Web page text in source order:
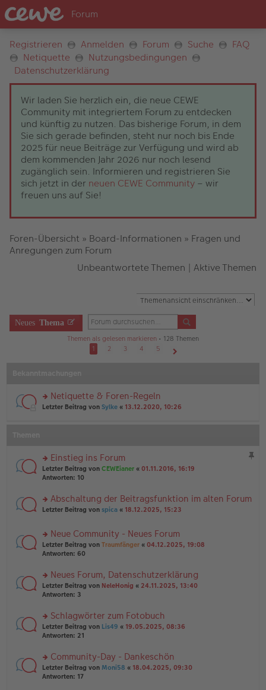
Registrieren Anmelden Forum Suche
FAQ
Netiquette
Nutzungsbedingungen
Datenschutzerklärung
Wir laden Sie herzlich ein, die neue CEWE
Community mit integriertem Forum zu entdecken
und künftig zu nutzen. Das bisherige Forum, in dem
Sie sich gerade befinden, steht nur noch bis Ende
2025 für neue Beiträge zur Verfügung und wird ab
dem kommenden Jahr 2026 nur noch lesend
zugänglich sein. Informieren und registrieren Sie
sich jetzt in der neuen CEWE Community – wir
freuen uns auf Sie!
Foren-Übersicht » Board-Informationen » Fragen und
Anregungen zum Forum
Unbeantwortete Themen | Aktive Themen
Neues Thema
Themen als gelesen markieren • 128 Themen
1
2 3 4
5
rs
el
es
e
er
B
ei
a
g
Netiquette & Foren-Regeln
Letzter Beitrag von Sylke « 13.12.2020, 10:26
rs
te
n
g
es
e
n
er
ei
tr
a
Einstieg ins Forum
Letzter Beitrag von CEWEianer « 01.11.2016, 16:19
Antworten: 10
rs
u
n
g
es
e
n
er
ei
tr
a
Abschaltung der Beitragsfunktion im alten Forum
Letzter Beitrag von spica « 18.12.2025, 15:23
rs
te
n
g
el
e
n
er
tr
a
g
Neue Community - Neues Forum
Letzter Beitrag von Traumfänger « 04.12.2025, 19:08
Antworten: 60
rs
te
n
g
el
e
n
er
Neues Forum, Datenschutzerklärung
Letzter Beitrag von NeleHonig « 24.11.2025, 13:40
Antworten: 3
rs
te
n
g
el
Schlagwörter zum Fotobuch
Letzter Beitrag von Lis49 « 19.05.2025, 08:36
Antworten: 21
rs
te
Community-Day - Dankeschön
Letzter Beitrag von Moni58 « 18.04.2025, 09:30
Antworten: 17